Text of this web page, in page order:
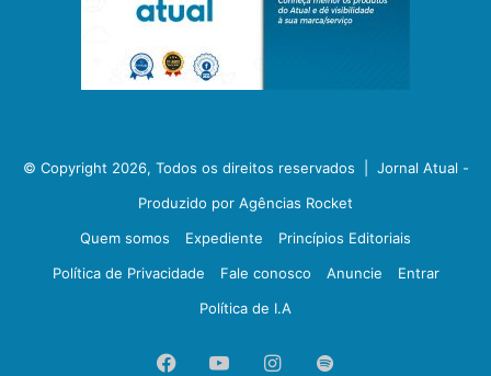
© Copyright 2026, Todos os direitos reservados | Jornal Atual -
Produzido por Agências Rocket
Quem somos
Expediente
Princípios Editoriais
Política de Privacidade
Fale conosco Anuncie
Entrar
Política de I.A
FacebookYouTubeInstagram
Spotify